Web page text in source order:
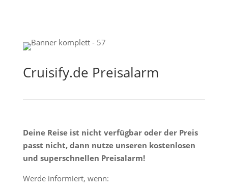
Cruisify.de Preisalarm
Deine Reise ist nicht verfügbar oder der Preis
passt nicht, dann nutze unseren kostenlosen
und superschnellen Preisalarm!
Werde informiert, wenn: